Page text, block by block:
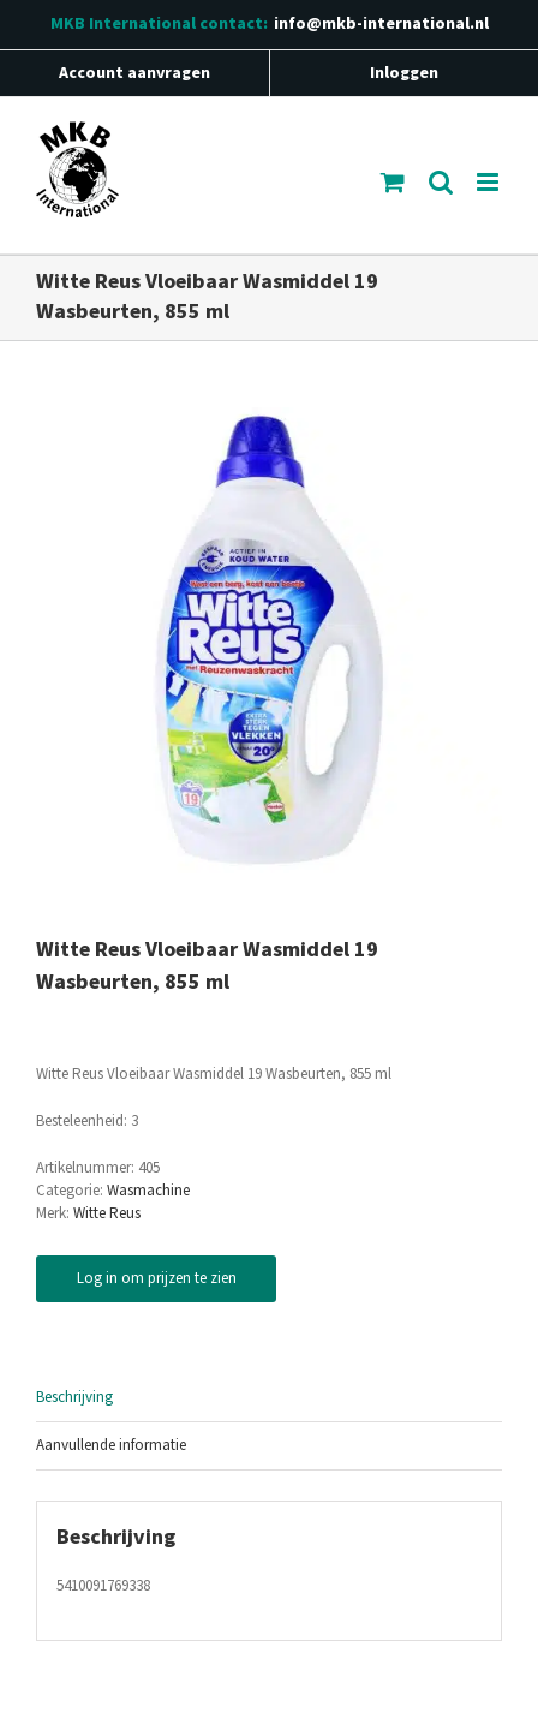
inhoud
MKB Internationalcontact: info@mkb-international.nl
Account aanvragen Inloggen
Witte Reus Vloeibaar Wasmiddel 19
Wasbeurten, 855 ml
Witte Reus Vloeibaar Wasmiddel 19
Wasbeurten, 855 ml
Witte Reus Vloeibaar Wasmiddel 19 Wasbeurten, 855 ml
Besteleenheid: 3
Artikelnummer: 405
Categorie: Wasmachine
Merk: Witte Reus
Log in om prijzen te zien
Beschrijving
Aanvullende informatie
Beschrijving
5410091769338